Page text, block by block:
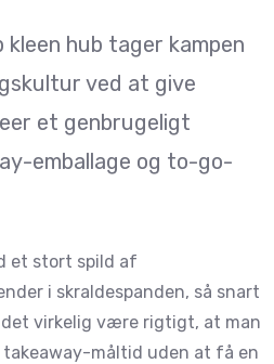
hub tager kampen
ved at give
et genbrugeligt
emballage og to-go-
et stort spild af
i skraldespanden, så snart
det virkelig være rigtigt, at man
måltid uden at få en